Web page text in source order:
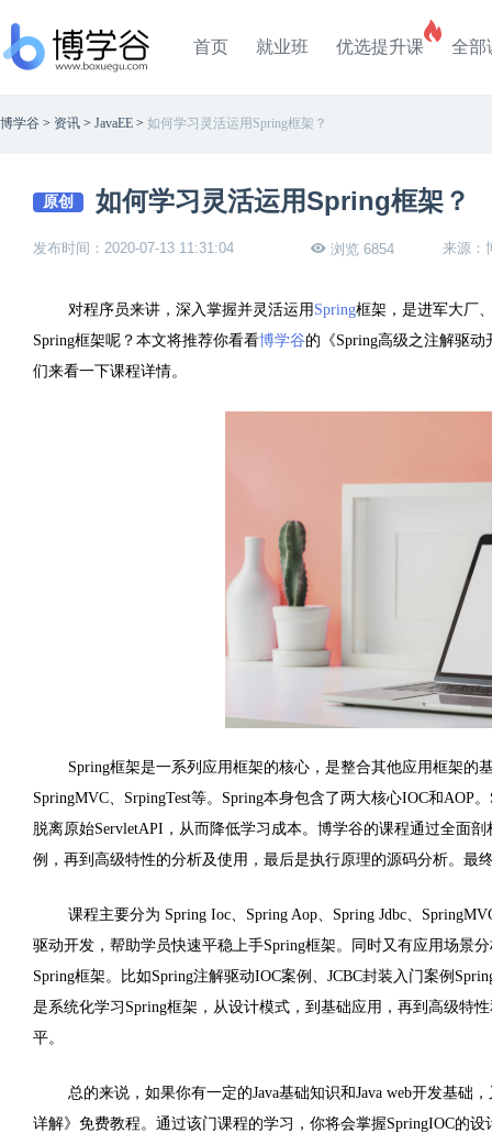
首页 就业班 优选提升课 全部
博学谷 > 资讯 > JavaEE > 如何学习灵活运用Spring框架？
原创 如何学习灵活运用Spring框架？
发布时间：2020-07-13 11:31:04 浏览 6854 来源：
对程序员来讲，深入掌握并灵活运用 Spring框架，是进军大厂
Spring框架呢？本文将推荐你看看博学谷的《Spring高级之注解驱动
们来看一下课程详情。
Spring框架是一系列应用框架的核心，是整合其他应用框架的
SpringMVC、 SrpingTest等。 Spring本身包含了两大核心IOC和AOP。
脱离原始ServletAPI ，从而降低学习成本。博学谷的课程通过全面剖
例，再到高级特性的分析及使用，最后是执行原理的源码分析。最
课程主要分为 Spring Ioc、 Spring Aop、 Spring Jdbc、
驱动开发，帮助学员快速平稳上手Spring框架。同时又有应用场景
Spring框架。比如Spring注解驱动IOC案例、 JCBC封装入门案例
是系统化学习 Spring框架，从设计模式，到基础应用，再到高级特
平。
总的来说，如果你有一定的Java基础知识和Java web开发基础，
详解》免费教程。通过该门课程的学习，你将会掌握SpringIOC的设